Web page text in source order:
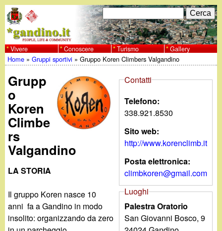
al
contenuto
principale
w
w
w
.
g
a
n
d
F
o
r
m
d
i
r
C
e
r
c
a
Vivere Conoscere Turismo Gallery
Tu
sei
qui
Home »Gruppi sportivi »Gruppo Koren Climbers Valgandino
Grupp
o
Koren
Climbe
rs
Valgandino
LA STORIA
Il gruppo Koren nasce 10
anni fa a Gandino in modo
insolito: organizzando da zero
Contatti
Telefono:
338.921.8530
Sito web:
http://www.korenclimb.it
Posta elettronica:
climbkoren@gmail.com
Luoghi
Palestra Oratorio
San Giovanni Bosco, 9